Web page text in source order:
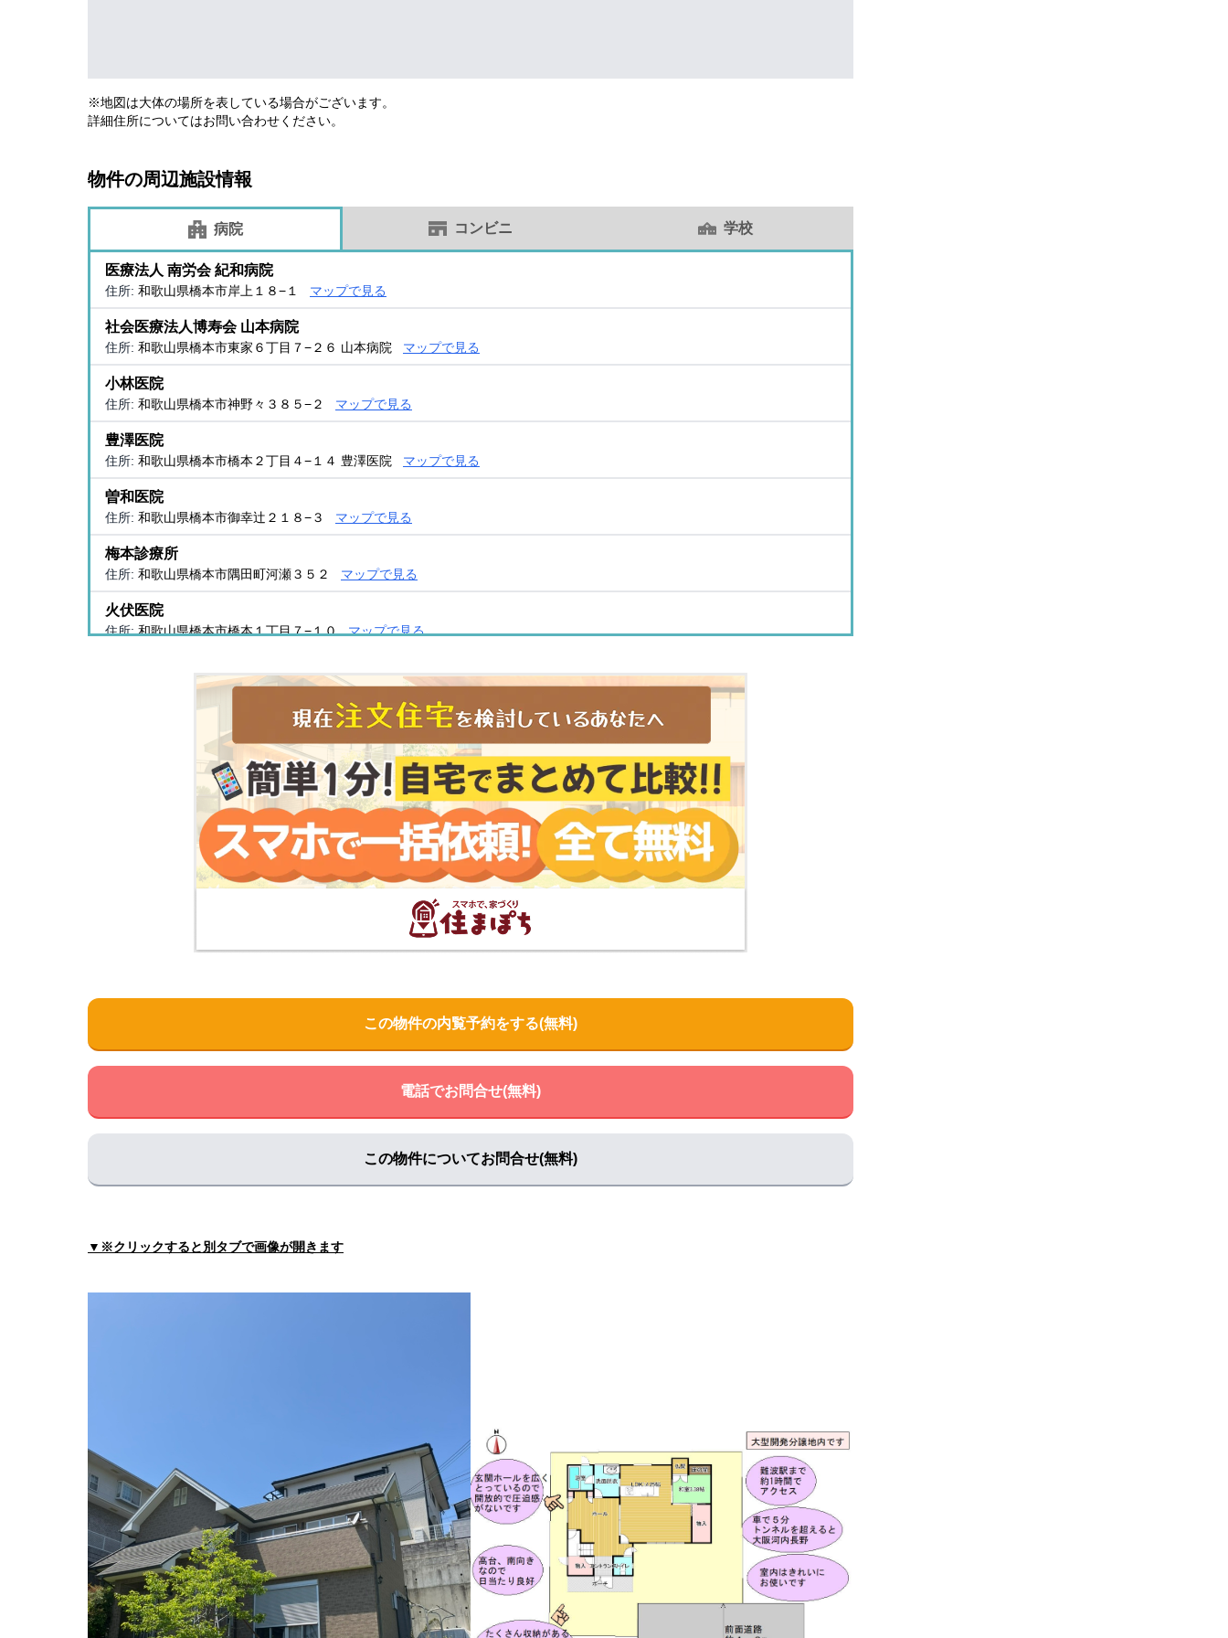
※地図は大体の場所を表している場合がございます。
詳細住所についてはお問い合わせください。
物件の周辺施設情報
病院 コンビニ 学校
医療法人 南労会 紀和病院
住所: 和歌山県橋本市岸上１８−１ マップで見る
社会医療法人博寿会 山本病院
住所: 和歌山県橋本市東家６丁目７−２６ 山本病院 マップで見る
小林医院
住所: 和歌山県橋本市神野々３８５−２ マップで見る
豊澤医院
住所: 和歌山県橋本市橋本２丁目４−１４ 豊澤医院 マップで見る
曽和医院
住所: 和歌山県橋本市御幸辻２１８−３ マップで見る
梅本診療所
住所: 和歌山県橋本市隅田町河瀬３５２ マップで見る
火伏医院
住所:和歌山県橋本市橋本１丁目７−１０ マップで見る
和歌山県橋本市神野々１１０３ マップで見る
和歌山県橋本市橋本２丁目２−１６ 内科 小林医院 マップで見る
和歌山県橋本市御幸辻１４８−１ マップで見る
伊藤クリニック
和歌山県橋本市高野口町伏原１０１１ マップで見る
岡本クリニック
マップで見る
紀北クリニック
和歌山県橋本市市脇３丁目６−９ 紀北クリニック マップで見る
松園胃腸科・内科
住所:和歌山県橋本市古佐田１丁目５−１３
山本病院地域連携室
上田こどもクリニック
住所:和歌山県橋本市紀見 字椿原591-6 マップで見る
トメモリ眼科・形成外科
住所:和歌山県橋本市市脇５丁目４−２３ マップで見る
稲垣皮膚泌尿器科医院
住所:和歌山県橋本市東家１丁目２−２２ マップで見る
堀切歯科診療所
この物件の内覧予約をする(無料)
電話でお問合せ(無料)
この物件についてお問合せ(無料)
▼※クリックすると別タブで画像が開きます